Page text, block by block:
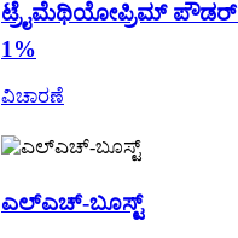
ಟ್ರೈಮೆಥಿಯೋಪ್ರಿಮ್ ಪೌಡರ್
1%
ವಿಚಾರಣೆ
ಎಲ್ಎಚ್-ಬೂಸ್ಟ್